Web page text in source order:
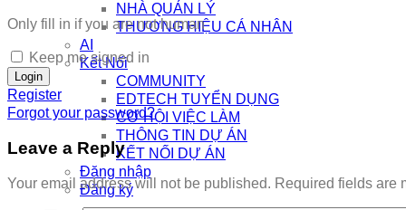
NHÀ QUẢN LÝ
THƯƠNG HIỆU CÁ NHÂN
AI
Kết Nối
COMMUNITY
EDTECH TUYỂN DỤNG
CƠ HỘI VIỆC LÀM
THÔNG TIN DỰ ÁN
KẾT NỐI DỰ ÁN
Đăng nhập
Đăng ký
Only fill in if you are not human
Keep me signed in
Register
Forgot your password?
Leave a Reply
Your email address will not be published. Required fields are